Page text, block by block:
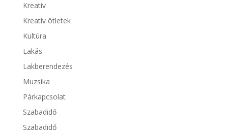
Kreatív
Kreatív ötletek
Kultúra
Lakás
Lakberendezés
Muzsika
Párkapcsolat
Szabadidő
Szabadidő